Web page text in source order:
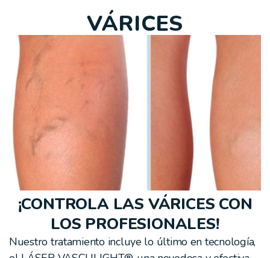
VÁRICES
¡CONTROLA LAS VÁRICES CON
LOS PROFESIONALES!
Nuestro tratamiento incluye lo último en tecnología,